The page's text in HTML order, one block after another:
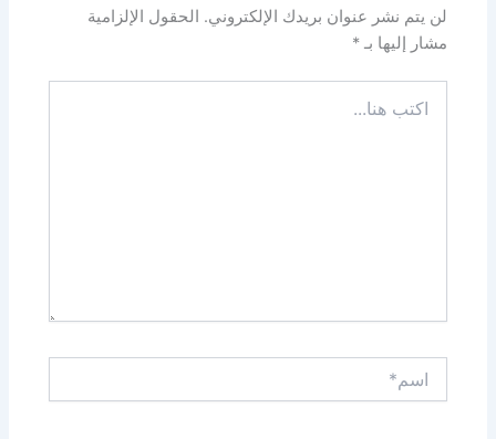
لن يتم نشر عنوان بريدك الإلكتروني. الحقول الإلزامية
مشار إليها بـ*
هنا...